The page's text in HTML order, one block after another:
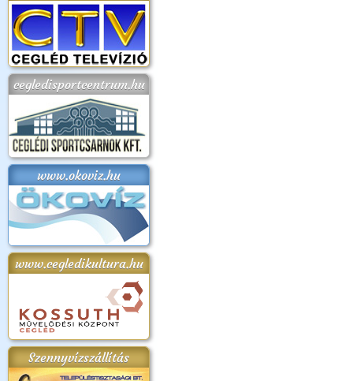
cegledisportcentrum.hu
www.okoviz.hu
www.cegledikultura.hu
Szennyvízszállítás
2018.
Kossuth Toborzó
Ünnepély
Szent István Ünnepe
(2017. 08. 20.)